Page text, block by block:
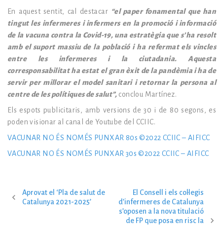
En aquest sentit, cal destacar “el paper fonamental que han
tingut les infermeres i infermers en la promoció i informació
de la vacuna contra la Covid-19, una estratègia que s’ha resolt
amb el suport massiu de la població i ha refermat els vincles
entre les infermeres i la ciutadania. Aquesta
corresponsabilitat ha estat el gran èxit de la pandèmia i ha de
servir per millorar el model sanitari i retornar la persona al
centre de les polítiques de salut”, conclou Martínez.
Els espots publicitaris, amb versions de 30 i de 80 segons, es
poden visionar al canal de Youtube del CCIIC.
VACUNAR NO ÉS NOMÉS PUNXAR 80s ©2022 CCIIC – AIFICC
VACUNAR NO ÉS NOMÉS PUNXAR 30s ©2022 CCIIC – AIFICC
N
Aprovat el ‘Pla de salut de
Catalunya 2021-2025’
El Consell i els col·legis
d’infermeres de Catalunya
s’oposen a la nova titulació
de FP que posa en risc la